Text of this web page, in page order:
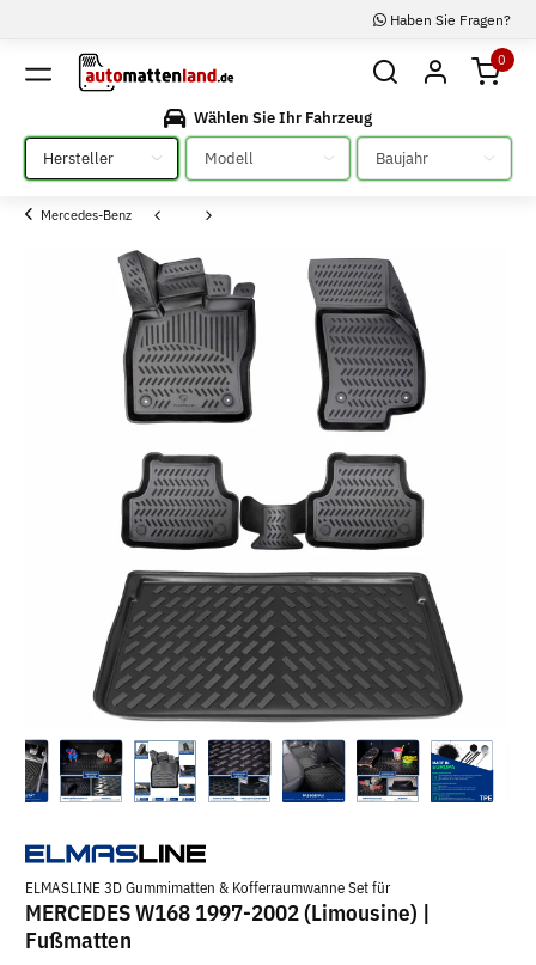
Haben Sie Fragen?
0
Wählen Sie Ihr Fahrzeug
Bitte auswählen
Bitte auswählen Bitte auswählen
Mercedes-Benz
ELMASLINE 3D Gummimatten & Kofferraumwanne Set für
MERCEDES W168 1997-2002 (Limousine) |
Fußmatten